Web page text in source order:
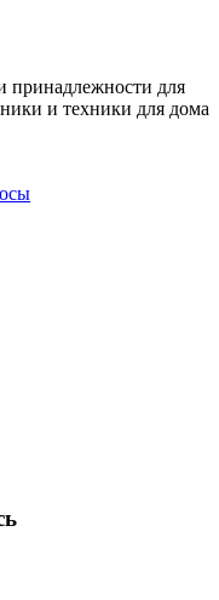
принадлежности для
и техники для дома